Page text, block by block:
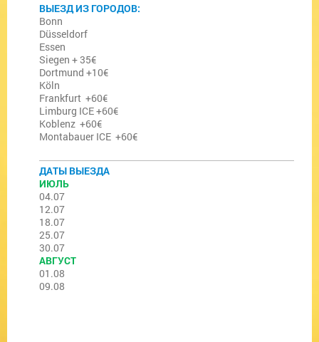
ВЫЕЗД ИЗ ГОРОДОВ:
Bonn
Düsseldorf
Essen
Siegen + 35€
Dortmund +10€
Köln
Frankfurt +60€
Limburg ICE +60€
Koblenz +60€
Montabauer ICE +60€
ДАТЫ ВЫЕЗДА
ИЮЛЬ
04.07
12.07
18.07
25.07
30.07
АВГУСТ
01.08
09.08